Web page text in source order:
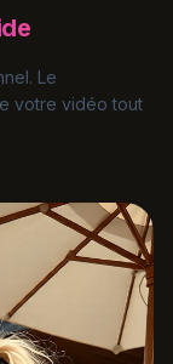
Le
votre vidéo tout